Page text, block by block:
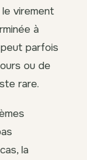
virement
à
peut parfois
ou de
rare.
la